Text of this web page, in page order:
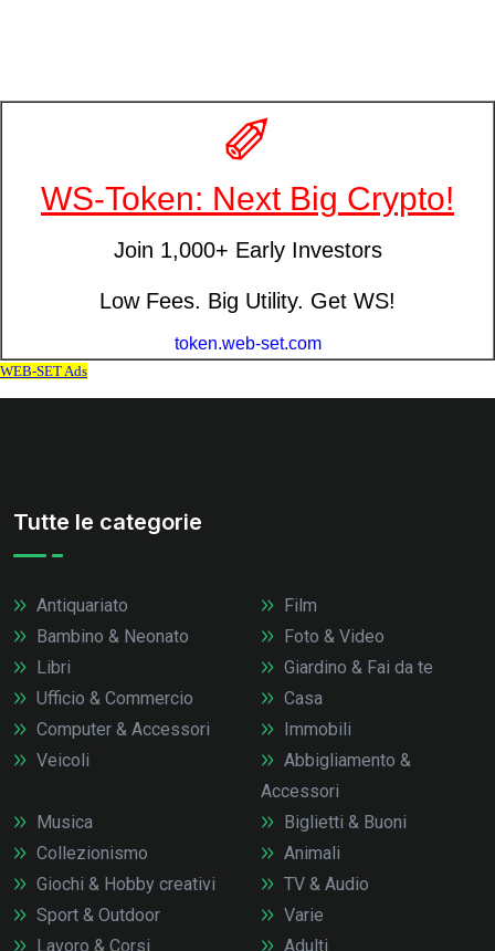
Tutte le categorie
Antiquariato
Bambino & Neonato
Libri
Ufficio & Commercio
Computer & Accessori
Veicoli
Film
Foto & Video
Giardino & Fai da te
Casa
Immobili
Abbigliamento &
Accessori
Musica
Collezionismo
Giochi & Hobby creativi
Sport & Outdoor
Lavoro & Corsi
Biglietti & Buoni
Animali
TV & Audio
Varie
Adulti